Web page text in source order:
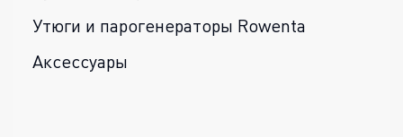
Утюги и парогенераторы Rowenta
Аксессуары